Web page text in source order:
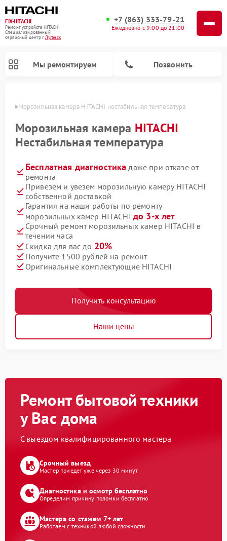
FIX-HITACHI
Ремонт устройств HITACHI
Специализированный
cервисный центр г.Луганск
+7 (863) 333-79-21
Ежедневно с 9:00 до 21:00
Мы ремонтируем Позвонить
Морозильная камера HITACHI нестабильная температура
Морозильная камера HITACHI
Нестабильная температура
Бесплатная диагностика даже при отказе от
ремонта
Привезем и увезем морозильную камеру HITACHI
собственной доставкой
Гарантия на наши работы по ремонту
морозильных камер HITACHI до 3-х лет
Срочный ремонт морозильных камер HITACHI в
течении часа
Скидка для вас до 20%
Получите 1500 рублей на ремонт
Оригинальные комплектующие HITACHI
Получить консультацию
Наши цены
Ремонт бытовой техники
у Вас дома
С выездом квалифицированного мастера
Срочный выезд
Мастер приедет уже через 30 минут
Диагностика и осмотр бесплатно
Определим причину поломки бесплатно
Мастера со стажем 7+ лет
Работаем с техникой любой сложности